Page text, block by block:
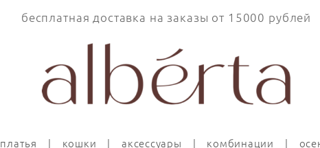
бесплатная доставка на заказы от 15000 рублей
платья кошки аксессуары комбинации